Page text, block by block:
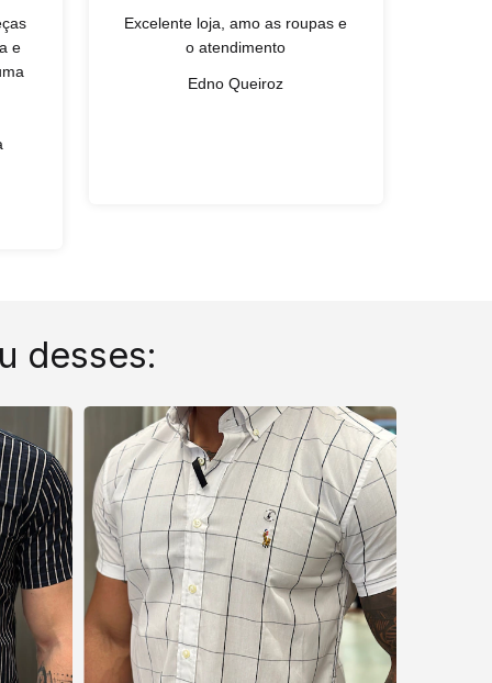
e
Excelente loja, amo as roupas e
o atendimento
Edno Queiroz
desses: